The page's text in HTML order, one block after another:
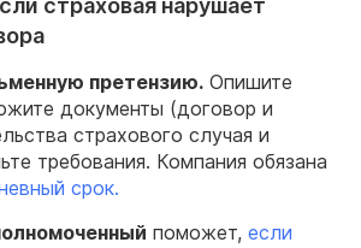
страховая нарушает
претензию. Опишите
документы (договор и
страхового случая и
требования. Компания обязана
срок.
поможет, если